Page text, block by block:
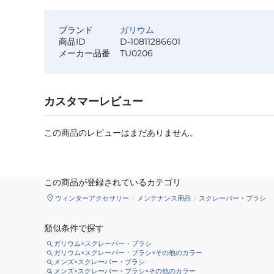
ブランド
ガリウム
商品ID
D-10811286601
メーカー品番
TU0206
カスタマーレビュー
この商品のレビューはまだありません。
この商品が登録されているカテゴリ
ウィンターアクセサリー メンテナンス用品 スクレーパー・ブラシ
類似条件で探す
ガリウム×スクレーパー・ブラシ
ガリウム×スクレーパー・ブラシ×その他のカラー
メンズ×スクレーパー・ブラシ
メンズ×スクレーパー・ブラシ×その他のカラー